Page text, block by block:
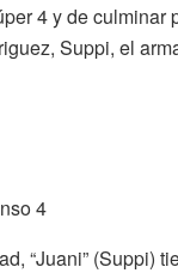
4 y de
Suppi, el
“Juani” (Suppi)